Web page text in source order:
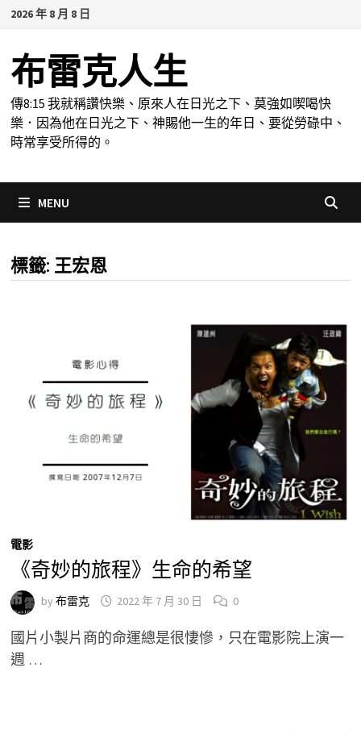
Skip
content
2026 年 8 月 8 日
布雷克人生
傳8:15 我就稱讚快樂、原來人在日光之下、莫強如喫喝快
樂．因為他在日光之下、神賜他一生的年日、要從勞碌中、
時常享受所得的。
MENU
標籤: 王宏恩
電影
《奇妙的旅程》生命的希望
by 布雷克 2022 年 7 月 30 日 0
國片小製片商的命運總是很悽慘，只在電影院上演一
週 …